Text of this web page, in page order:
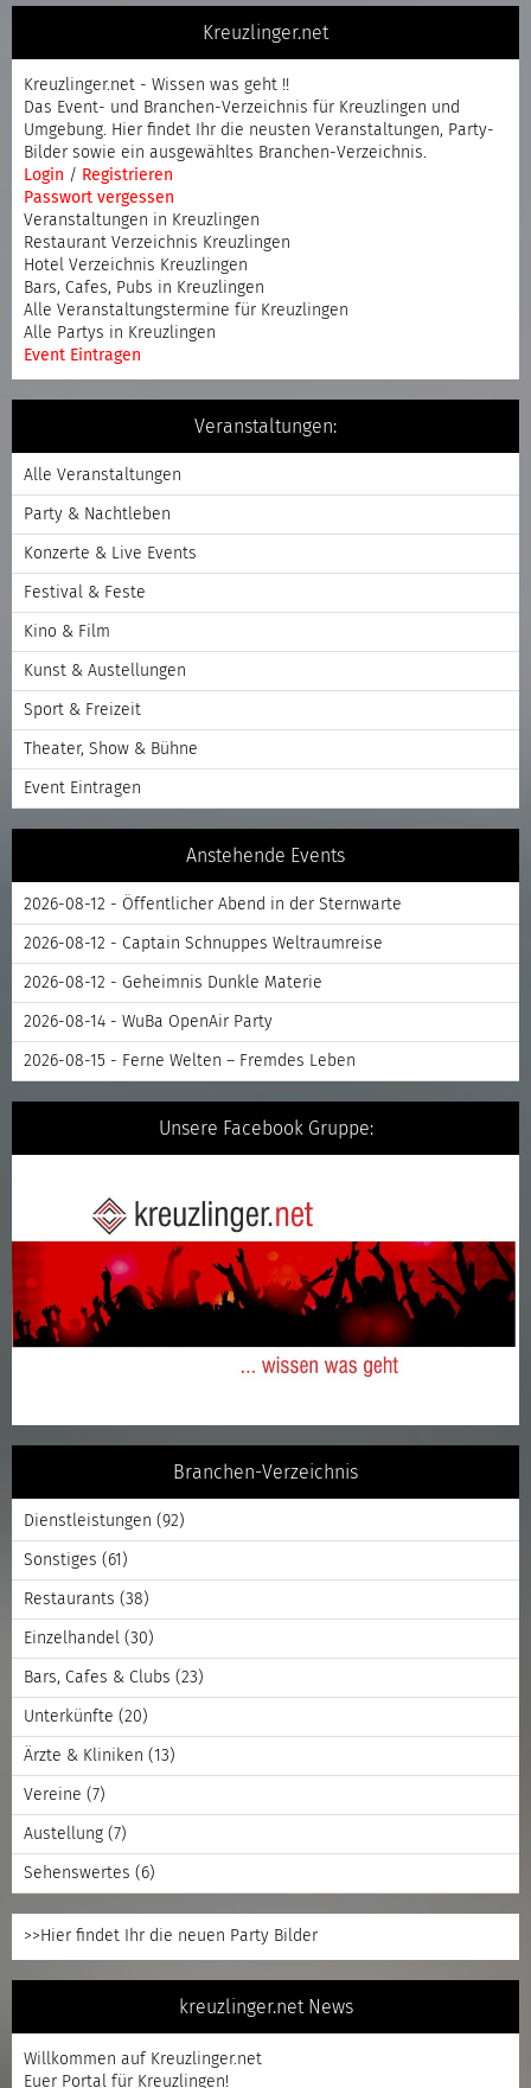
Kreuzlinger.net
Kreuzlinger.net - Wissen was geht !!
Das Event- und Branchen-Verzeichnis für Kreuzlingen und
Umgebung. Hier findet Ihr die neusten Veranstaltungen, Party-
Bilder sowie ein ausgewähltes Branchen-Verzeichnis.
Login / Registrieren
Passwort vergessen
Veranstaltungen in Kreuzlingen
Restaurant Verzeichnis Kreuzlingen
Hotel Verzeichnis Kreuzlingen
Bars, Cafes, Pubs in Kreuzlingen
Alle Veranstaltungstermine für Kreuzlingen
Alle Partys in Kreuzlingen
Event Eintragen
Veranstaltungen:
Alle Veranstaltungen
Party & Nachtleben
Konzerte & Live Events
Festival & Feste
Kino & Film
Kunst & Austellungen
Sport & Freizeit
Theater, Show & Bühne
Event Eintragen
Anstehende Events
2026-08-12 - Öffentlicher Abend in der Sternwarte
2026-08-12 - Captain Schnuppes Weltraumreise
2026-08-12 - Geheimnis Dunkle Materie
2026-08-14 - WuBa OpenAir Party
2026-08-15 - Ferne Welten – Fremdes Leben
Unsere Facebook Gruppe:
Branchen-Verzeichnis
Dienstleistungen (92)
Sonstiges (61)
Restaurants (38)
Einzelhandel (30)
Bars, Cafes & Clubs (23)
Unterkünfte (20)
Ärzte & Kliniken (13)
Vereine (7)
Austellung (7)
Sehenswertes (6)
>>Hier findet Ihr die neuen Party Bilder
kreuzlinger.net News
Willkommen auf Kreuzlinger.net
Euer Portal für Kreuzlingen!